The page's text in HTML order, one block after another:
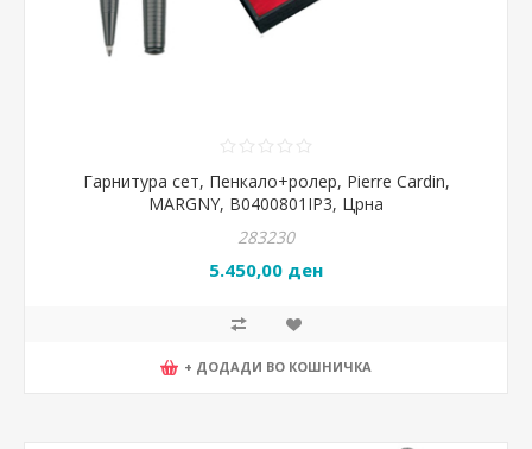
Гарнитура сет, Пенкало+ролер, Pierre Cardin,
MARGNY, B0400801IP3, Црна
283230
5.450,00 ден
+ ДОДАДИ ВО КОШНИЧКА